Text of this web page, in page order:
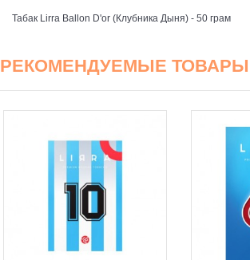
Табак Lirra Ballon D'or (Клубника Дыня) - 50 грам
РЕКОМЕНДУЕМЫЕ ТОВАРЫ